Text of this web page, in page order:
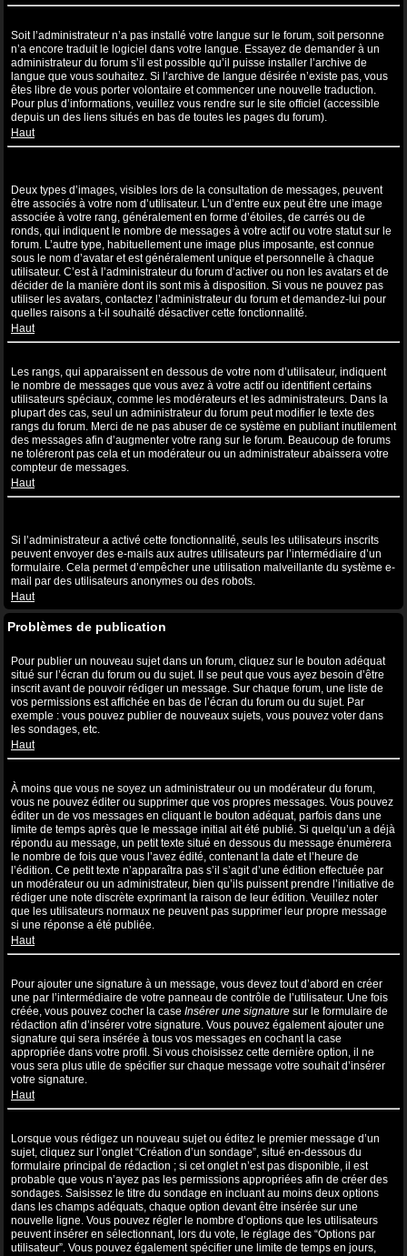
Soit l’administrateur n’a pas installé votre langue sur le forum, soit personne
n’a encore traduit le logiciel dans votre langue. Essayez de demander à un
administrateur du forum s’il est possible qu’il puisse installer l’archive de
langue que vous souhaitez. Si l’archive de langue désirée n’existe pas, vous
êtes libre de vous porter volontaire et commencer une nouvelle traduction.
Pour plus d’informations, veuillez vous rendre sur le site officiel (accessible
depuis un des liens situés en bas de toutes les pages du forum).
Haut
Deux types d’images, visibles lors de la consultation de messages, peuvent
être associés à votre nom d’utilisateur. L’un d’entre eux peut être une image
associée à votre rang, généralement en forme d’étoiles, de carrés ou de
ronds, qui indiquent le nombre de messages à votre actif ou votre statut sur le
forum. L’autre type, habituellement une image plus imposante, est connue
sous le nom d’avatar et est généralement unique et personnelle à chaque
utilisateur. C’est à l’administrateur du forum d’activer ou non les avatars et de
décider de la manière dont ils sont mis à disposition. Si vous ne pouvez pas
utiliser les avatars, contactez l’administrateur du forum et demandez-lui pour
quelles raisons a t-il souhaité désactiver cette fonctionnalité.
Haut
Les rangs, qui apparaissent en dessous de votre nom d’utilisateur, indiquent
le nombre de messages que vous avez à votre actif ou identifient certains
utilisateurs spéciaux, comme les modérateurs et les administrateurs. Dans la
plupart des cas, seul un administrateur du forum peut modifier le texte des
rangs du forum. Merci de ne pas abuser de ce système en publiant inutilement
des messages afin d’augmenter votre rang sur le forum. Beaucoup de forums
ne toléreront pas cela et un modérateur ou un administrateur abaissera votre
compteur de messages.
Haut
Si l’administrateur a activé cette fonctionnalité, seuls les utilisateurs inscrits
peuvent envoyer des e-mails aux autres utilisateurs par l’intermédiaire d’un
formulaire. Cela permet d’empêcher une utilisation malveillante du système e-
mail par des utilisateurs anonymes ou des robots.
Haut
Problèmes de publication
Pour publier un nouveau sujet dans un forum, cliquez sur le bouton adéquat
situé sur l’écran du forum ou du sujet. Il se peut que vous ayez besoin d’être
inscrit avant de pouvoir rédiger un message. Sur chaque forum, une liste de
vos permissions est affichée en bas de l’écran du forum ou du sujet. Par
exemple : vous pouvez publier de nouveaux sujets, vous pouvez voter dans
les sondages, etc.
Haut
À moins que vous ne soyez un administrateur ou un modérateur du forum,
vous ne pouvez éditer ou supprimer que vos propres messages. Vous pouvez
éditer un de vos messages en cliquant le bouton adéquat, parfois dans une
limite de temps après que le message initial ait été publié. Si quelqu’un a déjà
répondu au message, un petit texte situé en dessous du message énumèrera
le nombre de fois que vous l’avez édité, contenant la date et l’heure de
l’édition. Ce petit texte n’apparaîtra pas s’il s’agit d’une édition effectuée par
un modérateur ou un administrateur, bien qu’ils puissent prendre l’initiative de
rédiger une note discrète exprimant la raison de leur édition. Veuillez noter
que les utilisateurs normaux ne peuvent pas supprimer leur propre message
si une réponse a été publiée.
Haut
Pour ajouter une signature à un message, vous devez tout d’abord en créer
une par l’intermédiaire de votre panneau de contrôle de l’utilisateur. Une fois
créée, vous pouvez cocher la case Insérer une signature sur le formulaire de
rédaction afin d’insérer votre signature. Vous pouvez également ajouter une
signature qui sera insérée à tous vos messages en cochant la case
appropriée dans votre profil. Si vous choisissez cette dernière option, il ne
vous sera plus utile de spécifier sur chaque message votre souhait d’insérer
votre signature.
Haut
Lorsque vous rédigez un nouveau sujet ou éditez le premier message d’un
sujet, cliquez sur l’onglet “Création d’un sondage”, situé en-dessous du
formulaire principal de rédaction ; si cet onglet n’est pas disponible, il est
probable que vous n’ayez pas les permissions appropriées afin de créer des
sondages. Saisissez le titre du sondage en incluant au moins deux options
dans les champs adéquats, chaque option devant être insérée sur une
nouvelle ligne. Vous pouvez régler le nombre d’options que les utilisateurs
peuvent insérer en sélectionnant, lors du vote, le réglage des “Options par
utilisateur”. Vous pouvez également spécifier une limite de temps en jours,